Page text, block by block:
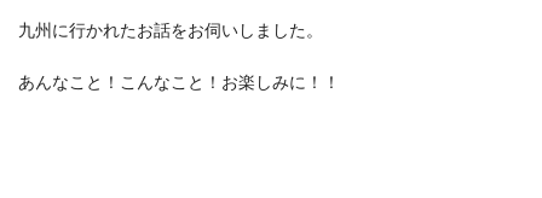
九州に行かれたお話をお伺いしました。
あんなこと！こんなこと！お楽しみに！！